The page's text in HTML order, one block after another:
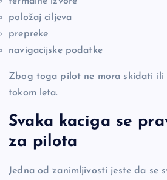
položaj ciljeva
prepreke
navigacijske podatke
Zbog toga pilot ne mora skidati ili
tokom leta.
Svaka kaciga se
za pilota
Jedna od zanimljivosti jeste da se